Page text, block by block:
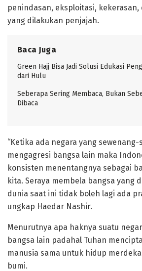
penindasan, eksploitasi, kekerasan,
yang dilakukan penjajah.
Baca Juga
Green Hajj Bisa Jadi Solusi Edukasi
dari Hulu
Seberapa Sering Membaca, Bukan
Dibaca
“Ketika ada negara yang sewenang-
mengagresi bangsa lain maka
konsisten menentangnya sebagai
kita. Seraya membela bangsa yang
dunia saat ini tidak boleh lagi ada
ungkap Haedar Nashir.
Menurutnya apa haknya suatu
bangsa lain padahal Tuhan
manusia sama untuk hidup
bumi.